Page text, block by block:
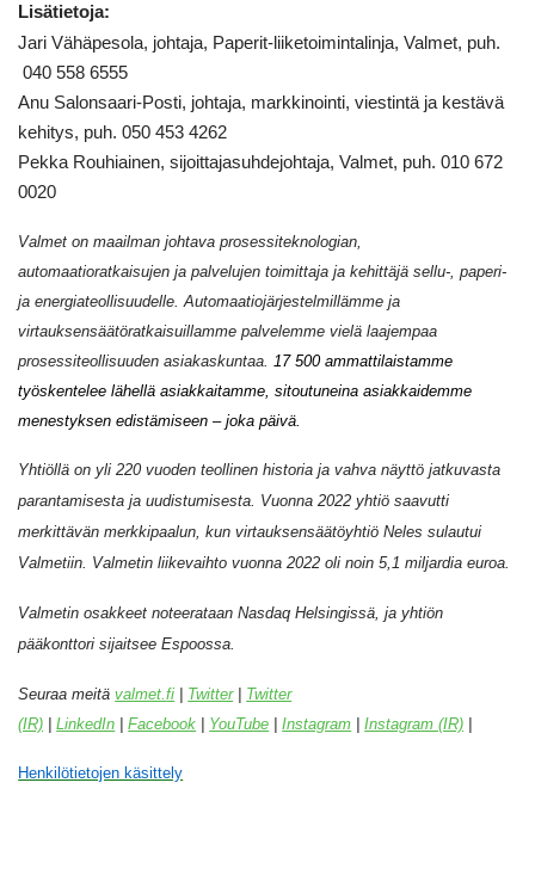
Lisätietoja:
Jari Vähäpesola, johtaja, Paperit-liiketoimintalinja, Valmet, puh.
040 558 6555
Anu Salonsaari-Posti, johtaja, markkinointi, viestintä ja kestävä
kehitys, puh. 050 453 4262
Pekka Rouhiainen, sijoittajasuhdejohtaja, Valmet, puh. 010 672
0020
Valmet on maailman johtava prosessiteknologian,
automaatioratkaisujen ja palvelujen toimittaja ja kehittäjä sellu-, paperi-
ja energiateollisuudelle. Automaatiojärjestelmillämme ja
virtauksensäätöratkaisuillamme palvelemme vielä laajempaa
prosessiteollisuuden asiakaskuntaa.
17 500 ammattilaistamme
työskentelee lähellä asiakkaitamme, sitoutuneina asiakkaidemme
menestyksen edistämiseen – joka päivä.
Yhtiöllä on yli 220 vuoden teollinen historia ja vahva näyttö jatkuvasta
parantamisesta ja uudistumisesta. Vuonna 2022 yhtiö saavutti
merkittävän merkkipaalun, kun virtauksensäätöyhtiö Neles sulautui
Valmetiin. Valmetin liikevaihto vuonna 2022 oli noin 5,1 miljardia euroa.
Valmetin osakkeet noteerataan Nasdaq Helsingissä, ja yhtiön
pääkonttori sijaitsee Espoossa.
Seuraa meitävalmet.fi | Twitter| Twitter
(IR) |LinkedIn |Facebook | YouTube |Instagram |Instagram (IR) |
Henkilötietojen käsittely